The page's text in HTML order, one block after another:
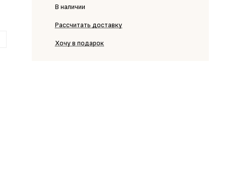
В наличии
Рассчитать доставку
Хочу в подарок